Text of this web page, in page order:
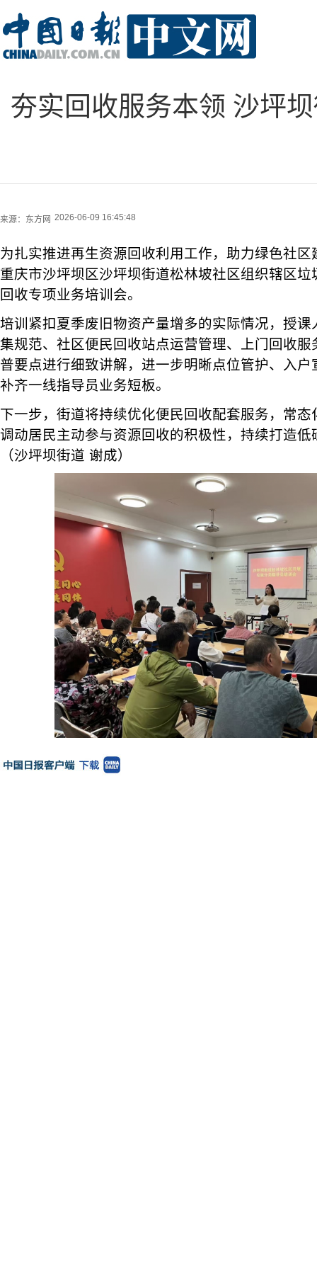
夯实回收服务本领 沙坪
来源： 东方网 2026-06-09 16:45:48
为扎实推进再生资源回收利用工作，助力绿色社
重庆市沙坪坝区沙坪坝街道松林坡社区组织辖区
回收专项业务培训会。
培训紧扣夏季废旧物资产量增多的实际情况，授
集规范、社区便民回收站点运营管理、上门回收
普要点进行细致讲解，进一步明晰点位管护、入
补齐一线指导员业务短板。
下一步，街道将持续优化便民回收配套服务，常
调动居民主动参与资源回收的积极性，持续打造低
（沙坪坝街道 谢成）